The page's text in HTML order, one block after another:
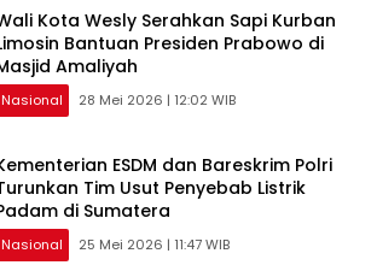
Kota Wesly Serahkan Sapi Kurban
Bantuan Presiden Prabowo di
Amaliyah
Nasional 28 Mei 2026 | 12:02 WIB
ESDM dan Bareskrim Polri
Tim Usut Penyebab Listrik
di Sumatera
Nasional 25 Mei 2026 | 11:47 WIB